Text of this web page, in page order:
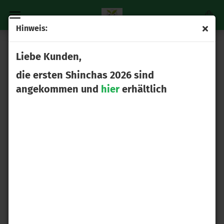
Hinweis:
Liebe Kunden,
die ersten Shinchas 2026 sind
angekommen und hier erhältlich
JAPANISCHER GRÜNTEE
Genmaicha Gyokuro